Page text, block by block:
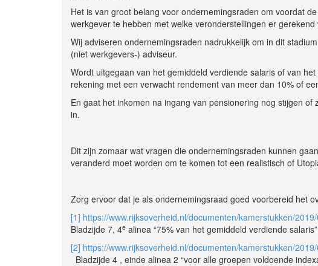
Het is van groot belang voor ondernemingsraden om voordat
werkgever te hebben met welke veronderstellingen er gerekend
Wij adviseren ondernemingsraden nadrukkelijk om in dit
(niet werkgevers-) adviseur.
Wordt uitgegaan van het gemiddeld verdiende salaris of van
rekening met een verwacht rendement van meer dan 10% of
En gaat het inkomen na ingang van pensionering nog stijgen
in.
Dit zijn zomaar wat vragen die ondernemingsraden kunnen
veranderd moet worden om te komen tot een realistisch of
Zorg ervoor dat je als ondernemingsraad goed voorbereid het
[1] https://www.rijksoverheid.nl/documenten/kamerstukken/
Bladzijde 7, 4e alinea “75% van het gemiddeld verdiende salaris”
[2] https://www.rijksoverheid.nl/documenten/kamerstukken/
Bladzijde 4 , einde alinea 2 “voor alle groepen voldoende